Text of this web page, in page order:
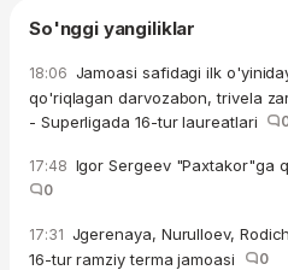
So'nggi yangiliklar
18:06 Jamoasi safidagi ilk
qo'riqlagan darvozabon, trivela
- Superligada 16-tur laureatlari
17:48 Igor Sergeev "Paxtakor"ga
0
17:31 Jgerenaya, Nurulloev,
16-tur ramziy terma jamoasi
0